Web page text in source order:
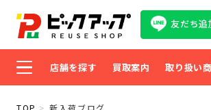
友だち追
店舗を探す 買取案内 取り扱い